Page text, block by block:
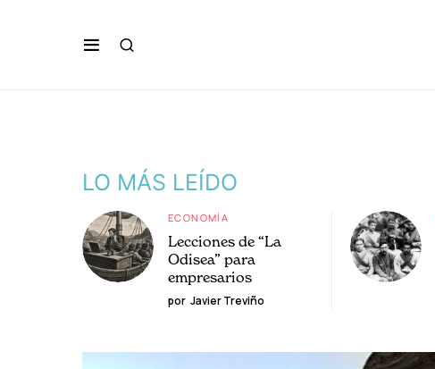
LO MÁS LEÍDO
ECONOMÍA
Lecciones de “La
Odisea” para
empresarios
por Javier Treviño